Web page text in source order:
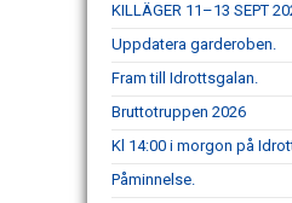
KILLÄGER 11–13 SEPT
Uppdatera garderoben.
Fram till Idrottsgalan.
Bruttotruppen 2026
Kl 14:00 i morgon på
Påminnelse.